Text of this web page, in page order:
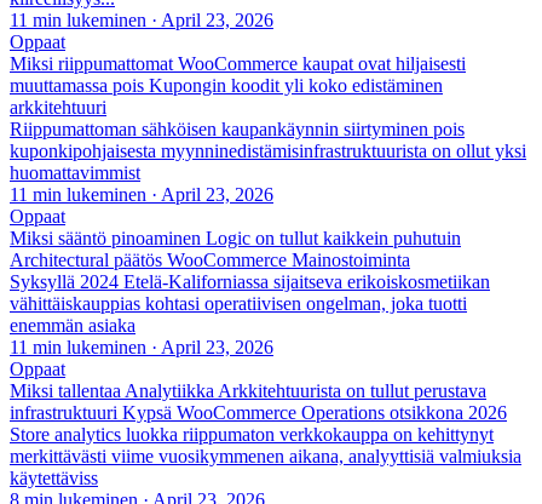
11 min lukeminen · April 23, 2026
Oppaat
Miksi riippumattomat WooCommerce kaupat ovat hiljaisesti
muuttamassa pois Kupongin koodit yli koko edistäminen
arkkitehtuuri
Riippumattoman sähköisen kaupankäynnin siirtyminen pois
kuponkipohjaisesta myynninedistämisinfrastruktuurista on ollut yksi
huomattavimmist
11 min lukeminen · April 23, 2026
Oppaat
Miksi sääntö pinoaminen Logic on tullut kaikkein puhutuin
Architectural päätös WooCommerce Mainostoiminta
Syksyllä 2024 Etelä-Kaliforniassa sijaitseva erikoiskosmetiikan
vähittäiskauppias kohtasi operatiivisen ongelman, joka tuotti
enemmän asiaka
11 min lukeminen · April 23, 2026
Oppaat
Miksi tallentaa Analytiikka Arkkitehtuurista on tullut perustava
infrastruktuuri Kypsä WooCommerce Operations otsikkona 2026
Store analytics luokka riippumaton verkkokauppa on kehittynyt
merkittävästi viime vuosikymmenen aikana, analyyttisiä valmiuksia
käytettäviss
8 min lukeminen · April 23, 2026